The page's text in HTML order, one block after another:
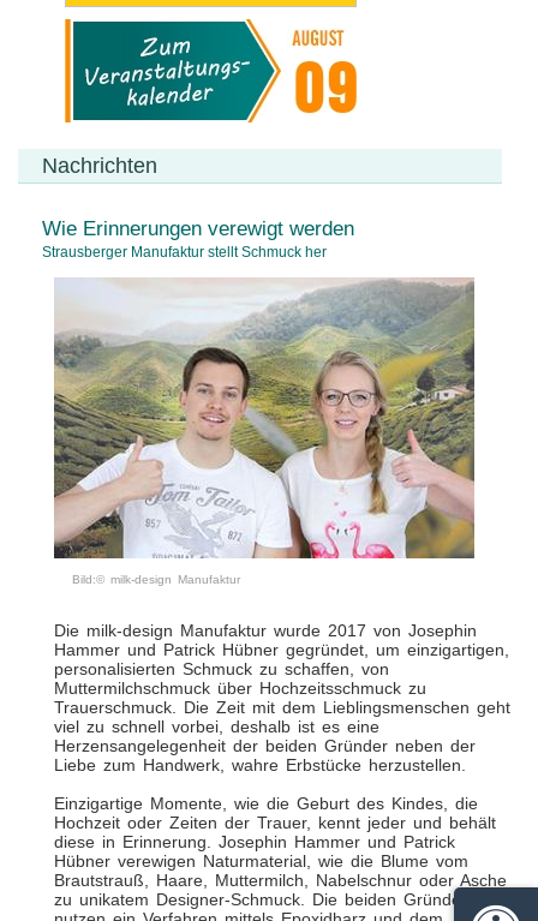
Nachrichten
Wie Erinnerungen verewigt werden
Strausberger Manufaktur stellt Schmuck her
Bild:© milk-design Manufaktur
Die milk-design Manufaktur wurde 2017 von Josephin
Hammer und Patrick Hübner gegründet, um einzigartigen,
personalisierten Schmuck zu schaffen, von
Muttermilchschmuck über Hochzeitsschmuck zu
Trauerschmuck. Die Zeit mit dem Lieblingsmenschen geht
viel zu schnell vorbei, deshalb ist es eine
Herzensangelegenheit der beiden Gründer neben der
Liebe zum Handwerk, wahre Erbstücke herzustellen.
Einzigartige Momente, wie die Geburt des Kindes, die
Hochzeit oder Zeiten der Trauer, kennt jeder und behält
diese in Erinnerung. Josephin Hammer und Patrick
Hübner verewigen Naturmaterial, wie die Blume vom
Brautstrauß, Haare, Muttermilch, Nabelschnur oder Asche
zu unikatem Designer-Schmuck. Die beiden Gründer